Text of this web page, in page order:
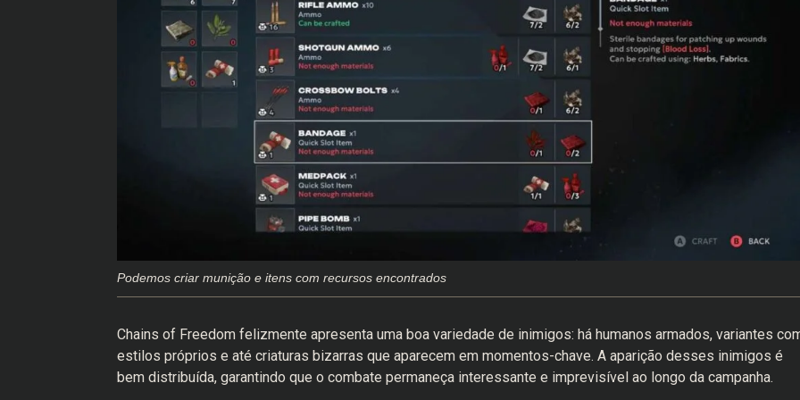
Podemos criar munição e itens com recursos encontrados
Chains of Freedom felizmente apresenta uma boa variedade de inimigos: há humanos armados, variantes
estilos próprios e até criaturas bizarras que aparecem em momentos-chave. A aparição desses inimigos é
bem distribuída, garantindo que o combate permaneça interessante e imprevisível ao longo da campanha.